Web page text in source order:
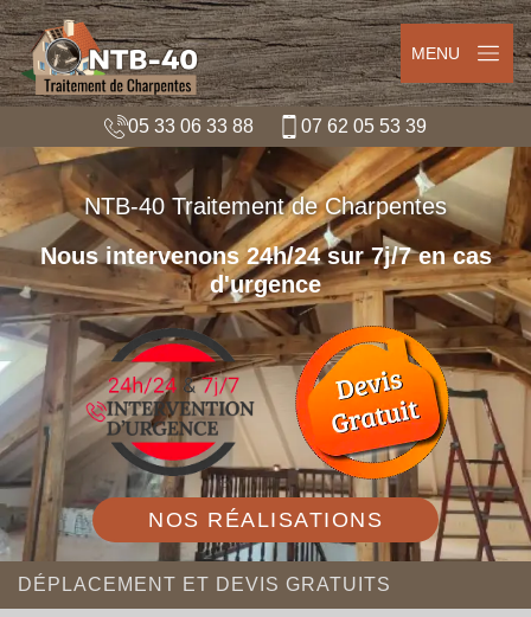
MENU
05 33 06 33 88 07 62 05 53 39
NTB-40 Traitement de Charpentes
Nous intervenons 24h/24 sur 7j/7 en cas
d'urgence
NOS RÉALISATIONS
DÉPLACEMENT ET DEVIS GRATUITS